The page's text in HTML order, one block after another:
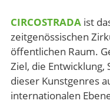
CIRCOSTRADA ist
zeitgenössischen
öffentlichen Raum.
Ziel, die
dieser Kunstgenres
internationalen